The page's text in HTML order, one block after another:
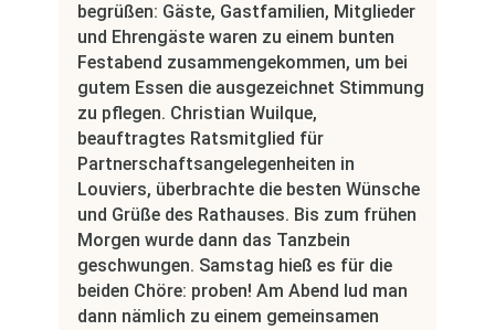
begrüßen: Gäste, Gastfamilien, Mitglieder
und Ehrengäste waren zu einem bunten
Festabend zusammengekommen, um bei
gutem Essen die ausgezeichnet Stimmung
zu pflegen. Christian Wuilque,
beauftragtes Ratsmitglied für
Partnerschaftsangelegenheiten in
Louviers, überbrachte die besten Wünsche
und Grüße des Rathauses. Bis zum frühen
Morgen wurde dann das Tanzbein
geschwungen. Samstag hieß es für die
beiden Chöre: proben! Am Abend lud man
dann nämlich zu einem gemeinsamen